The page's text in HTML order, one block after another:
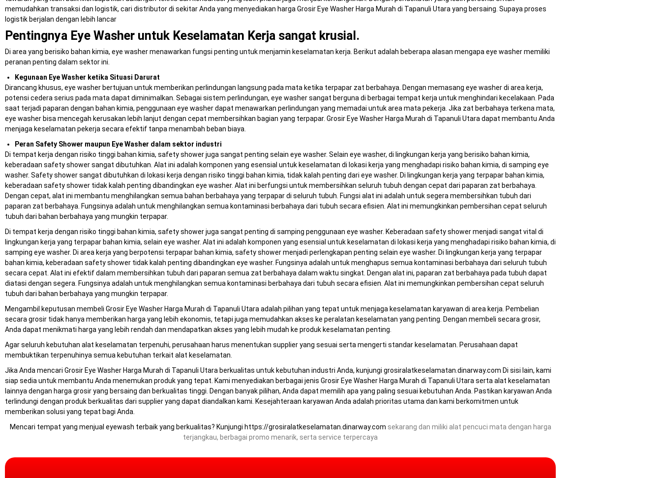
memudahkan transaksi dan logistik, cari distributor di sekitar Anda yang menyediakan harga Grosir Eye Washer Harga Murah di Tapanuli Utara yang bersaing. Supaya proses
logistik berjalan dengan lebih lancar
Pentingnya Eye Washer untuk Keselamatan Kerja sangat krusial.
Di area yang berisiko bahan kimia, eye washer menawarkan fungsi penting untuk menjamin keselamatan kerja. Berikut adalah beberapa alasan mengapa eye washer memiliki
peranan penting dalam sektor ini.
Kegunaan Eye Washer ketika Situasi Darurat
Dirancang khusus, eye washer bertujuan untuk memberikan perlindungan langsung pada mata ketika terpapar zat berbahaya. Dengan memasang eye washer di area kerja,
potensi cedera serius pada mata dapat diminimalkan. Sebagai sistem perlindungan, eye washer sangat berguna di berbagai tempat kerja untuk menghindari kecelakaan. Pada
saat terjadi paparan dengan bahan kimia, penggunaan eye washer dapat menawarkan perlindungan yang memadai untuk area mata pekerja. Jika zat berbahaya terkena mata,
eye washer bisa mencegah kerusakan lebih lanjut dengan cepat membersihkan bagian yang terpapar. Grosir Eye Washer Harga Murah di Tapanuli Utara dapat membantu Anda
menjaga keselamatan pekerja secara efektif tanpa menambah beban biaya.
Peran Safety Shower maupun Eye Washer dalam sektor industri
Di tempat kerja dengan risiko tinggi bahan kimia, safety shower juga sangat penting selain eye washer. Selain eye washer, di lingkungan kerja yang berisiko bahan kimia,
keberadaan safety shower sangat dibutuhkan. Alat ini adalah komponen yang esensial untuk keselamatan di lokasi kerja yang menghadapi risiko bahan kimia, di samping eye
washer. Safety shower sangat dibutuhkan di lokasi kerja dengan risiko tinggi bahan kimia, tidak kalah penting dari eye washer. Di lingkungan kerja yang terpapar bahan kimia,
keberadaan safety shower tidak kalah penting dibandingkan eye washer. Alat ini berfungsi untuk membersihkan seluruh tubuh dengan cepat dari paparan zat berbahaya.
Dengan cepat, alat ini membantu menghilangkan semua bahan berbahaya yang terpapar di seluruh tubuh. Fungsi alat ini adalah untuk segera membersihkan tubuh dari
paparan zat berbahaya. Fungsinya adalah untuk menghilangkan semua kontaminasi berbahaya dari tubuh secara efisien. Alat ini memungkinkan pembersihan cepat seluruh
tubuh dari bahan berbahaya yang mungkin terpapar.
Di tempat kerja dengan risiko tinggi bahan kimia, safety shower juga sangat penting di samping penggunaan eye washer. Keberadaan safety shower menjadi sangat vital di
lingkungan kerja yang terpapar bahan kimia, selain eye washer. Alat ini adalah komponen yang esensial untuk keselamatan di lokasi kerja yang menghadapi risiko bahan kimia, di
samping eye washer. Di area kerja yang berpotensi terpapar bahan kimia, safety shower menjadi perlengkapan penting selain eye washer. Di lingkungan kerja yang terpapar
bahan kimia, keberadaan safety shower tidak kalah penting dibandingkan eye washer. Fungsinya adalah untuk menghapus semua kontaminasi berbahaya dari seluruh tubuh
secara cepat. Alat ini efektif dalam membersihkan tubuh dari paparan semua zat berbahaya dalam waktu singkat. Dengan alat ini, paparan zat berbahaya pada tubuh dapat
diatasi dengan segera. Fungsinya adalah untuk menghilangkan semua kontaminasi berbahaya dari tubuh secara efisien. Alat ini memungkinkan pembersihan cepat seluruh
tubuh dari bahan berbahaya yang mungkin terpapar.
Mengambil keputusan membeli Grosir Eye Washer Harga Murah di Tapanuli Utara adalah pilihan yang tepat untuk menjaga keselamatan karyawan di area kerja. Pembelian
secara grosir tidak hanya memberikan harga yang lebih ekonomis, tetapi juga memudahkan akses ke peralatan keselamatan yang penting. Dengan membeli secara grosir,
Anda dapat menikmati harga yang lebih rendah dan mendapatkan akses yang lebih mudah ke produk keselamatan penting.
Agar seluruh kebutuhan alat keselamatan terpenuhi, perusahaan harus menentukan supplier yang sesuai serta mengerti standar keselamatan. Perusahaan dapat
membuktikan terpenuhinya semua kebutuhan terkait alat keselamatan.
Jika Anda mencari Grosir Eye Washer Harga Murah di Tapanuli Utara berkualitas untuk kebutuhan industri Anda, kunjungi grosiralatkeselamatan.dinarway.com Di sisi lain, kami
siap sedia untuk membantu Anda menemukan produk yang tepat. Kami menyediakan berbagai jenis Grosir Eye Washer Harga Murah di Tapanuli Utara serta alat keselamatan
lainnya dengan harga grosir yang bersaing dan berkualitas tinggi. Dengan banyak pilihan, Anda dapat memilih apa yang paling sesuai kebutuhan Anda. Pastikan karyawan Anda
terlindungi dengan produk berkualitas dari supplier yang dapat diandalkan kami. Kesejahteraan karyawan Anda adalah prioritas utama dan kami berkomitmen untuk
memberikan solusi yang tepat bagi Anda.
Mencari tempat yang menjual eyewash terbaik yang berkualitas? Kunjungi https://grosiralatkeselamatan.dinarway.com sekarang dan miliki alat pencuci mata dengan harga
terjangkau, berbagai promo menarik, serta service terpercaya